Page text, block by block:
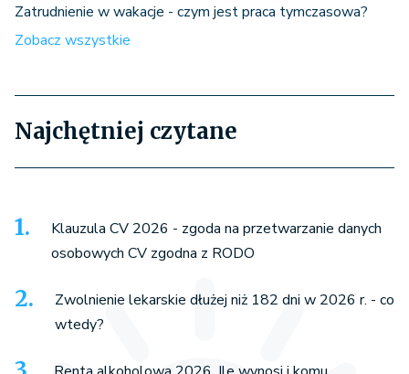
Zatrudnienie w wakacje - czym jest praca tymczasowa?
Zobacz wszystkie
Najchętniej czytane
Klauzula CV 2026 - zgoda na przetwarzanie danych
osobowych CV zgodna z RODO
Zwolnienie lekarskie dłużej niż 182 dni w 2026 r. - co
wtedy?